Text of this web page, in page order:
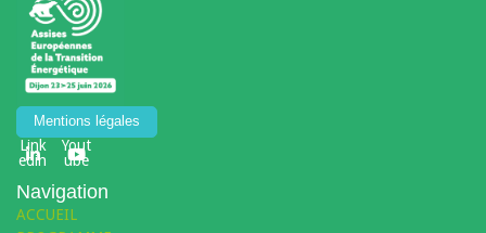
Mentions légales
Link
edin
Yout
ube
Navigation
ACCUEIL